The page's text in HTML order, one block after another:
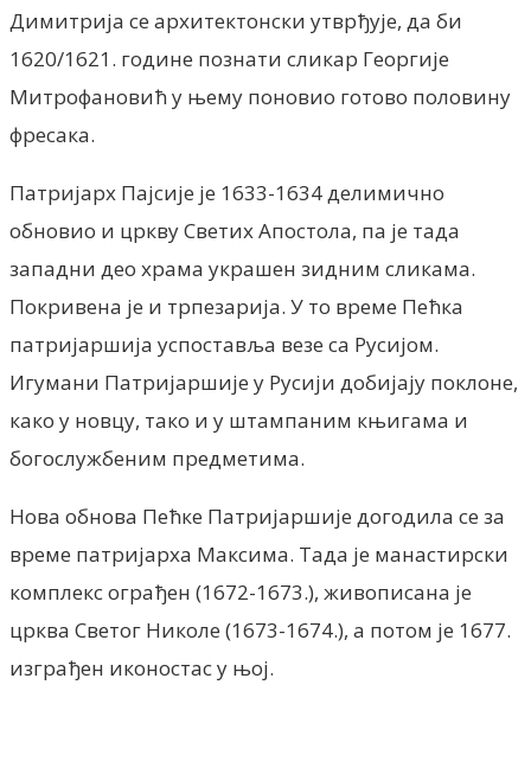
Димитрија се архитектонски утврђује, да би
1620/1621. године познати сликар Георгије
Митрофановић у њему поновио готово половину
фресака.
Патријарх Пајсије је 1633-1634 делимично
обновио и цркву Светих Апостола, па је тада
западни део храма украшен зидним сликама.
Покривена је и трпезарија. У то време Пећка
патријаршија успоставља везе са Русијом.
Игумани Патријаршије у Русији добијају поклоне,
како у новцу, тако и у штампаним књигама и
богослужбеним предметима.
Нова обнова Пећке Патријаршије догодила се за
време патријарха Максима. Тада је манастирски
комплекс ограђен (1672-1673.), живописана је
црква Светог Николе (1673-1674.), а потом је 1677.
изграђен иконостас у њој.